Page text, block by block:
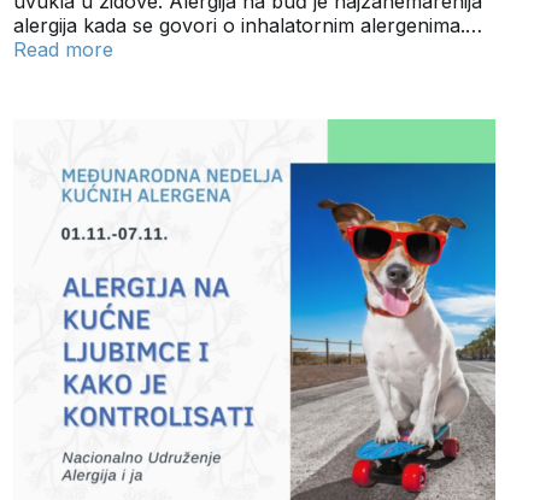
alergija kada se govori o inhalatornim alergenima.…
Read more